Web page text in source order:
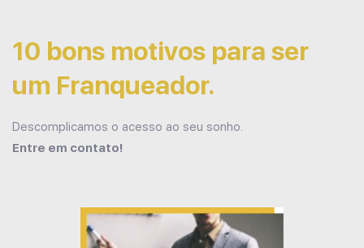
10 bons motivos para ser
um Franqueador.
Descomplicamos o acesso ao seu sonho.
Entre em contato!